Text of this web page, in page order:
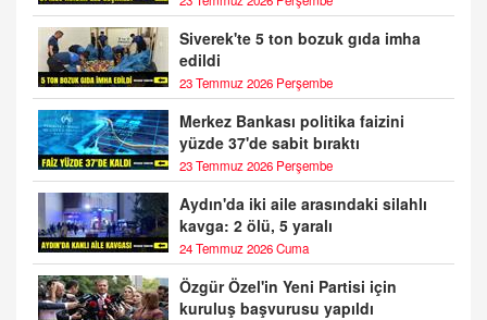
Siverek'te 5 ton bozuk gıda imha
edildi
23 Temmuz 2026 Perşembe
Merkez Bankası politika faizini
yüzde 37'de sabit bıraktı
23 Temmuz 2026 Perşembe
Aydın'da iki aile arasındaki silahlı
kavga: 2 ölü, 5 yaralı
24 Temmuz 2026 Cuma
Özgür Özel'in Yeni Partisi için
kuruluş başvurusu yapıldı